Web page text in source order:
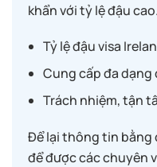
khẩn với tỷ lệ đậu cao.
Tỷ lệ đậu visa
Cung cấp đa dạng
Trách nhiệm, tận
Để lại thông tin bằng
để được các chuyên